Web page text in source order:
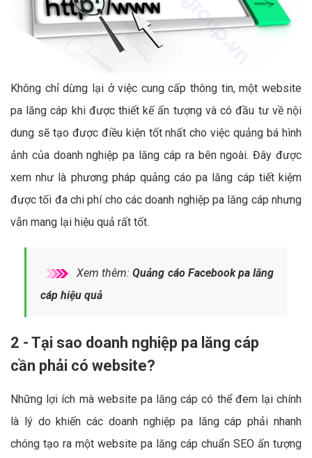
Không chỉ dừng lại ở việc cung cấp thông tin, một website
pa lăng cáp khi được thiết kế ấn tượng và có đầu tư về nội
dung sẽ tạo được điều kiện tốt nhất cho việc quảng bá hình
ảnh của doanh nghiệp pa lăng cáp ra bên ngoài. Đây được
xem như là phương pháp quảng cáo pa lăng cáp tiết kiệm
được tối đa chi phí cho các doanh nghiệp pa lăng cáp nhưng
vẫn mang lại hiệu quả rất tốt.
Xem thêm:Quảng cáo Facebook pa lăng
cáp hiệu quả
2 - Tại sao doanh nghiệp pa lăng cáp
cần phải có website?
Những lợi ích mà website pa lăng cáp có thể đem lại chính
là lý do khiến các doanh nghiệp pa lăng cáp phải nhanh
chóng tạo ra một website pa lăng cáp chuẩn SEO ấn tượng